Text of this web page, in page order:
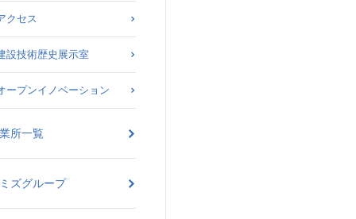
クセス
設技術歴史展示室
ープンイノベーション
所一覧
ズグループ